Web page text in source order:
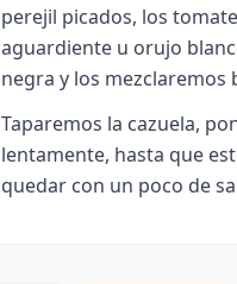
perejil picados, los
aguardiente u orujo
negra y los mezclaremos
Taparemos la cazuela,
lentamente, hasta que
quedar con un poco de